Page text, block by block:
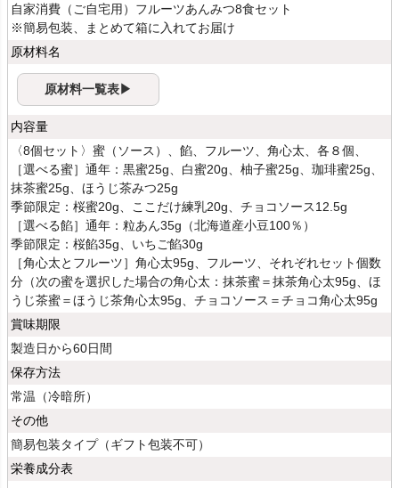
自家消費（ご自宅用）フルーツあんみつ8食セット
※簡易包装、まとめて箱に入れてお届け
原材料名
原材料一覧表▶
内容量
〈8個セット〉蜜（ソース）、餡、フルーツ、角心太、各８個、
［選べる蜜］通年：黒蜜25g、白蜜20g、柚子蜜25g、珈琲蜜25g、
抹茶蜜25g、ほうじ茶みつ25g
季節限定：桜蜜20g、ここだけ練乳20g、チョコソース12.5g
［選べる餡］通年：粒あん35g（北海道産小豆100％）
季節限定：桜餡35g、いちご餡30g
［角心太とフルーツ］角心太95g、フルーツ、それぞれセット個数
分（次の蜜を選択した場合の角心太：抹茶蜜＝抹茶角心太95g、ほ
うじ茶蜜＝ほうじ茶角心太95g、チョコソース＝チョコ角心太95g
賞味期限
製造日から60日間
保存方法
常温（冷暗所）
その他
簡易包装タイプ（ギフト包装不可）
栄養成分表